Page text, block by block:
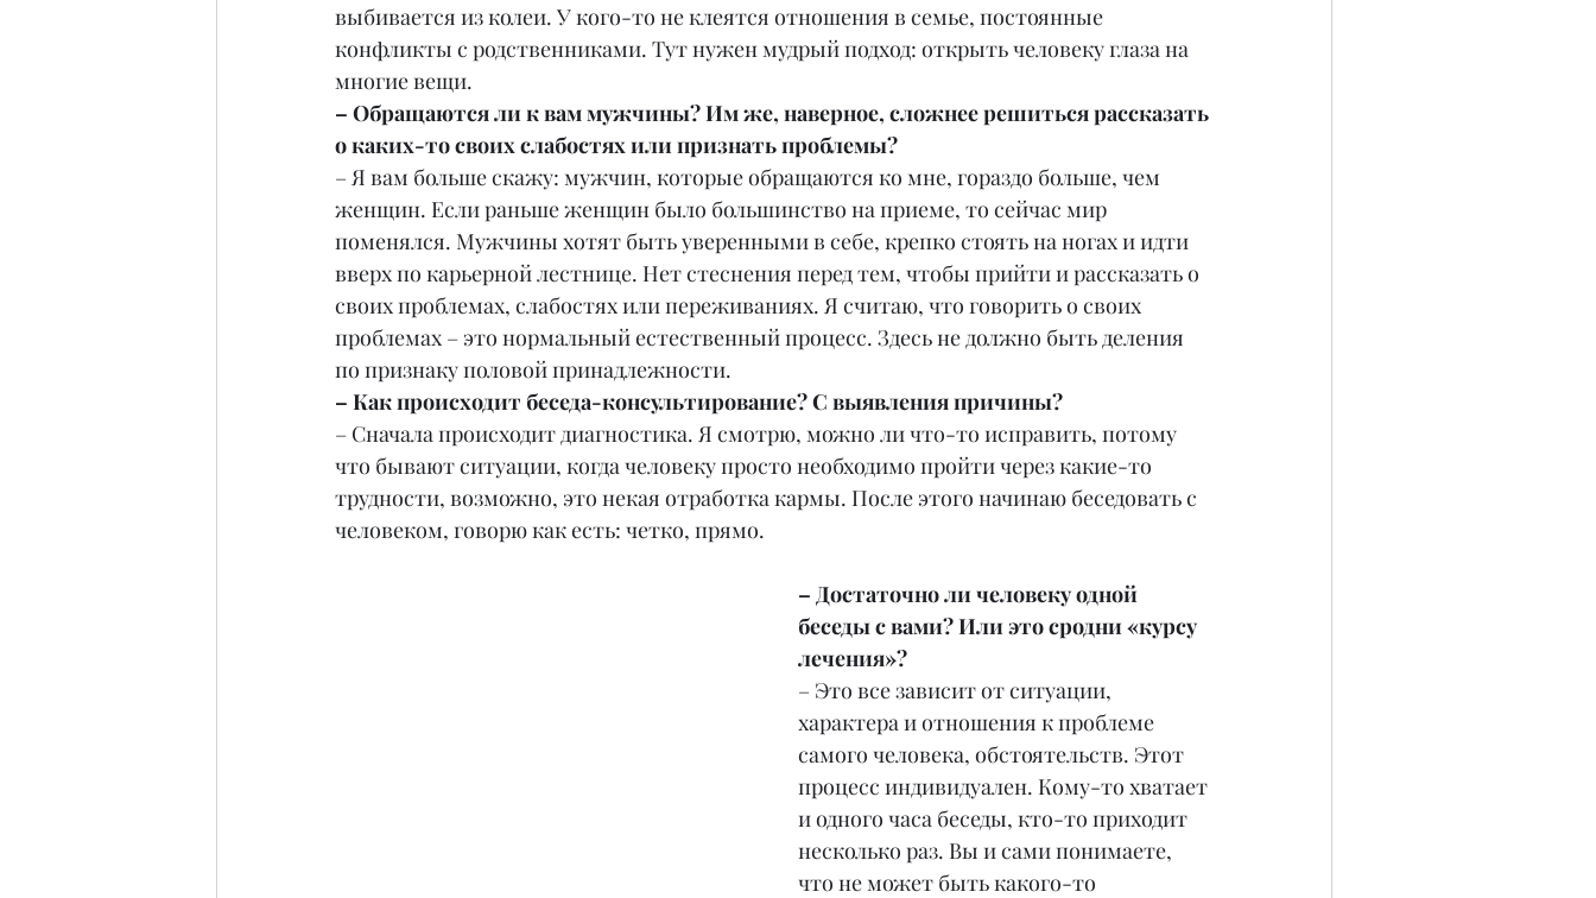
выбивается из колеи. У кого-то не клеятся отношения в семье, постоянные
конфликты с родственниками. Тут нужен мудрый подход: открыть человеку глаза на
многие вещи.
– Обращаются ли к вам мужчины? Им же, наверное, сложнее решиться рассказать
о каких-то своих слабостях или признать проблемы?
– Я вам больше скажу: мужчин, которые обращаются ко мне, гораздо больше, чем
женщин. Если раньше женщин было большинство на приеме, то сейчас мир
поменялся. Мужчины хотят быть уверенными в себе, крепко стоять на ногах и идти
вверх по карьерной лестнице. Нет стеснения перед тем, чтобы прийти и рассказать о
своих проблемах, слабостях или переживаниях. Я считаю, что говорить о своих
проблемах – это нормальный естественный процесс. Здесь не должно быть деления
по признаку половой принадлежности.
– Как происходит беседа-консультирование? С выявления причины?
– Сначала происходит диагностика. Я смотрю, можно ли что-то исправить, потому
что бывают ситуации, когда человеку просто необходимо пройти через какие-то
трудности, возможно, это некая отработка кармы. После этого начинаю беседовать с
человеком, говорю как есть: четко, прямо.
– Достаточно ли человеку одной
беседы с вами? Или это сродни «курсу
лечения»?
– Это все зависит от ситуации,
характера и отношения к проблеме
самого человека, обстоятельств. Этот
процесс индивидуален. Кому-то хватает
и одного часа беседы, кто-то приходит
несколько раз. Вы и сами понимаете,
что не может быть какого-то